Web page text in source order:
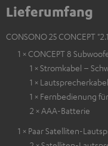
Lieferumfang
CONSONO 25 CONCEPT
1 × CONCEPT 8
1 × Stromkabel –
1 ×
1 × Fernbedienung
2 × AAA-Batterie
1 × Paar Satelliten-